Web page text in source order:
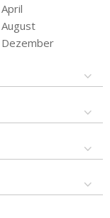
April
August
Dezember